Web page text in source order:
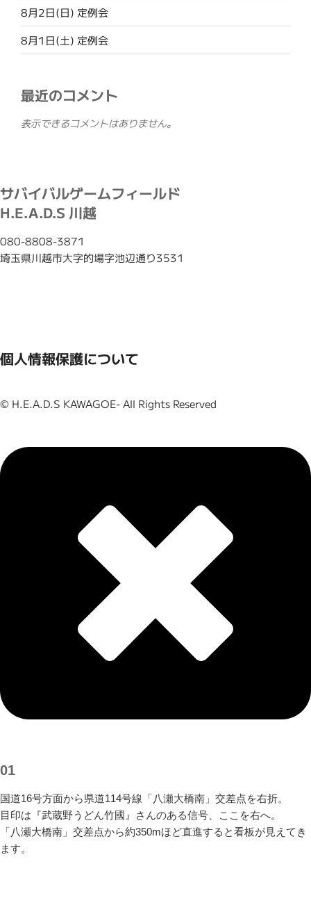
8月2日(日) 定例会
8月1日(土) 定例会
最近のコメント
表示できるコメントはありません。
サバイバルゲームフィールド
H.E.A.D.S 川越
080-8808-3871
埼玉県川越市大字的場字池辺通り3531
個人情報保護について
© H.E.A.D.S KAWAGOE- All Rights Reserved
01
国道16号方面から県道114号線「八瀬大橋南」交差点を右折。
目印は『武蔵野うどん竹國』さんのある信号、ここを右へ。
「八瀬大橋南」交差点から約350mほど直進すると看板が見えてき
ます。